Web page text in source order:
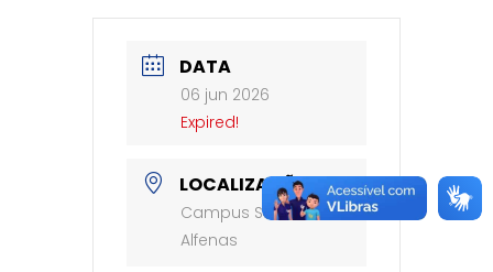
DATA
06 jun 2026
Expired!
LOCALIZAÇÃO
Campus Sede, em
Alfenas